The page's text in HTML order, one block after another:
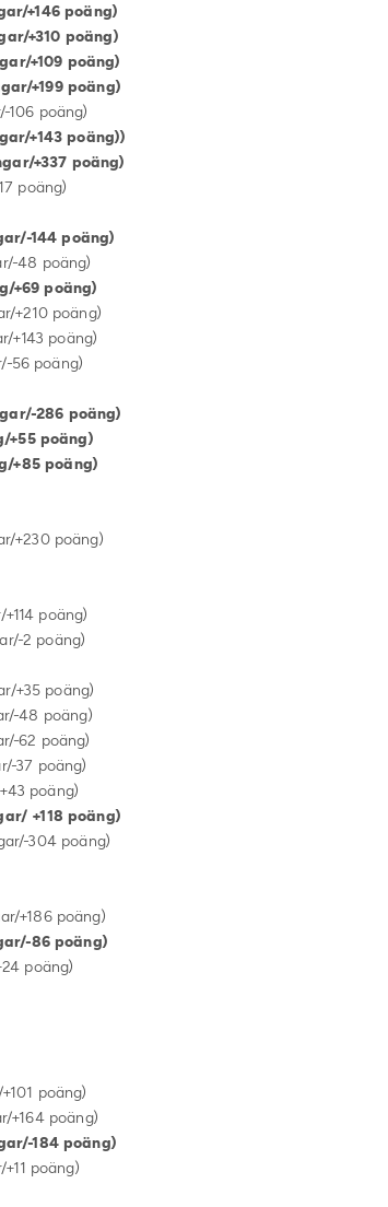
poäng)
poäng)
poäng)
poäng)
poäng)
+143 poäng))
poäng)
poäng)
144 poäng)
poäng)
poäng)
poäng)
poäng)
poäng)
286 poäng)
poäng)
poäng)
poäng)
poäng)
poäng)
poäng)
poäng)
poäng)
poäng)
poäng)
poäng)
poäng)
poäng)
poäng)
poäng)
poäng)
poäng)
poäng)